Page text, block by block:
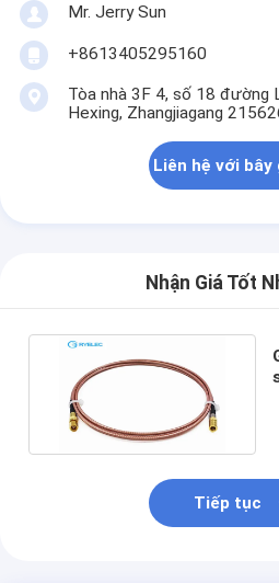
Mr. Jerry Sun
+8613405295160
Tòa nhà 3F 4, số 18 đường
Hexing, Zhangjiagang
Liên hệ với bây
Nhận Giá Tốt
Tiếp tục